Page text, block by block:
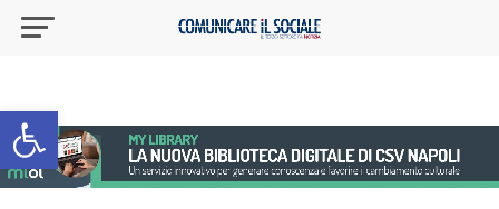
Apri la barra degli strumenti